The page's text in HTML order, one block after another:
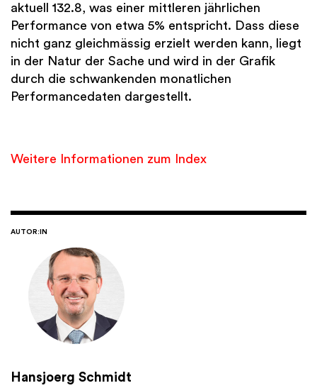
aktuell 132.8, was einer mittleren jährlichen
Performance von etwa 5% entspricht. Dass diese
nicht ganz gleichmässig erzielt werden kann, liegt
in der Natur der Sache und wird in der Grafik
durch die schwankenden monatlichen
Performancedaten dargestellt.
Weitere Informationen zum Index
AUTOR:IN
Hansjoerg Schmidt